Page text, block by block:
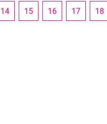
14 15 16 17 18